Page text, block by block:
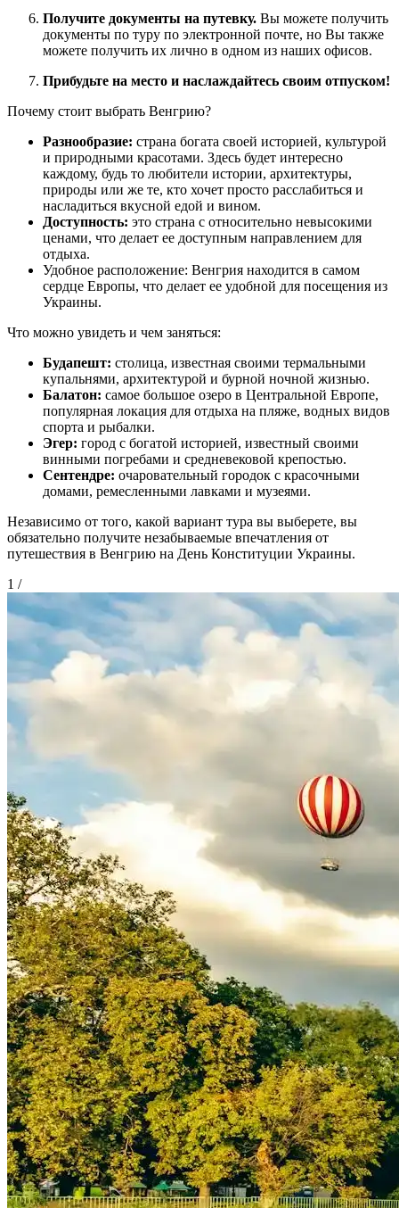
Получите документы на путевку. Вы можете получить
документы по туру по электронной почте, но Вы также
можете получить их лично в одном из наших офисов.
Прибудьте на место и наслаждайтесь своим отпуском!
Почему стоит выбрать Венгрию?
Разнообразие: страна богата своей историей, культурой
и природными красотами. Здесь будет интересно
каждому, будь то любители истории, архитектуры,
природы или же те, кто хочет просто расслабиться и
насладиться вкусной едой и вином.
Доступность: это страна с относительно невысокими
ценами, что делает ее доступным направлением для
отдыха.
Удобное расположение: Венгрия находится в самом
сердце Европы, что делает ее удобной для посещения из
Украины.
Что можно увидеть и чем заняться:
Будапешт: столица, известная своими термальными
купальнями, архитектурой и бурной ночной жизнью.
Балатон: самое большое озеро в Центральной Европе,
популярная локация для отдыха на пляже, водных видов
спорта и рыбалки.
Эгер: город с богатой историей, известный своими
винными погребами и средневековой крепостью.
Сентендре: очаровательный городок с красочными
домами, ремесленными лавками и музеями.
Независимо от того, какой вариант тура вы выберете, вы
обязательно получите незабываемые впечатления от
путешествия в Венгрию на День Конституции Украины.
1 /